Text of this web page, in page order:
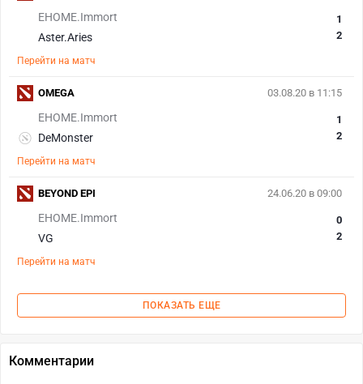
EHOME.Immort
Aster.Aries
1
2
Перейти на матч
03.08.20 в 11:15
EHOME.Immort
DeMonster
1
2
Перейти на матч
OMEGA
24.06.20 в 09:00
EHOME.Immort
VG
0
2
Перейти на матч
BEYOND EPI
ПОКАЗАТЬ ЕЩЕ
Комментарии